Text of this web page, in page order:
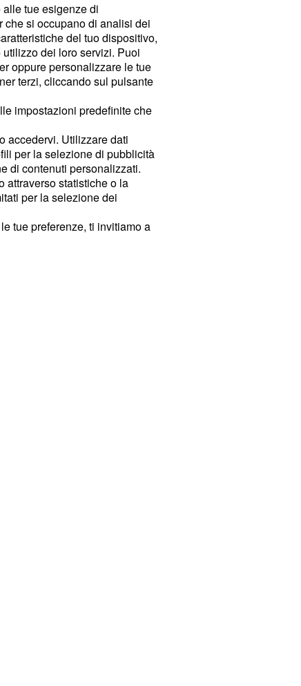
tue esigenze di
che si occupano di analisi dei
del tuo dispositivo,
dei loro servizi. Puoi
oppure personalizzare le tue
terzi, cliccando sul pulsante
impostazioni predefinite che
accedervi. Utilizzare dati
per la selezione di pubblicità
di contenuti personalizzati.
attraverso statistiche o la
per la selezione dei
tue preferenze, ti invitiamo a